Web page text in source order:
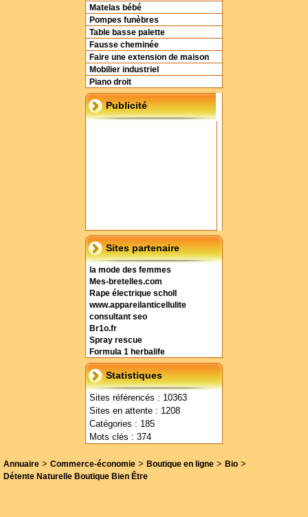
Matelas bébé
Pompes funèbres
Table basse palette
Fausse cheminée
Faire une extension de maison
Mobilier industriel
Piano droit
Publicité
Sites partenaire
la mode des femmes
Mes-bretelles.com
Rape électrique scholl
www.appareilanticellulite
consultant seo
Br1o.fr
Spray rescue
Formula 1 herbalife
Statistiques
Sites référencés : 10363
Sites en attente : 1208
Catégories : 185
Mots clés : 374
Annuaire > Commerce-économie > Boutique en ligne > Bio >
Détente Naturelle Boutique Bien Être